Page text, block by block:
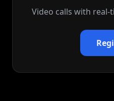
Video calls with